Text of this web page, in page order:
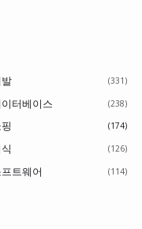
331
터베이스 238
174
126
트웨어 114